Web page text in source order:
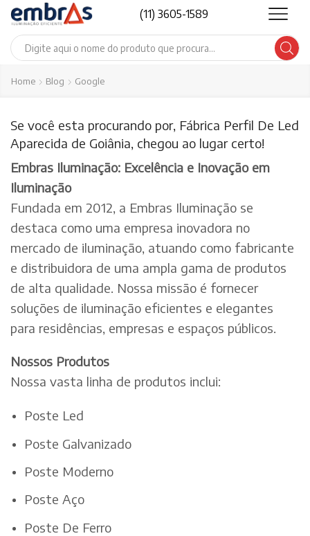
(11) 3605-1589
Search
Home Blog Google
Se você esta procurando por, Fábrica Perfil De Led
Aparecida de Goiânia, chegou ao lugar certo!
Embras Iluminação: Excelência e Inovação em
Iluminação
Fundada em 2012, a Embras Iluminação se
destaca como uma empresa inovadora no
mercado de iluminação, atuando como fabricante
e distribuidora de uma ampla gama de produtos
de alta qualidade. Nossa missão é fornecer
soluções de iluminação eficientes e elegantes
para residências, empresas e espaços públicos.
Nossos Produtos
Nossa vasta linha de produtos inclui:
Poste Led
Poste Galvanizado
Poste Moderno
Poste Aço
Poste De Ferro